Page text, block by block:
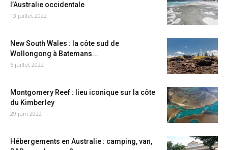
l’Australie occidentale
13 juillet 2022
New South Wales : la côte sud de
Wollongong à Batemans...
6 juillet 2022
Montgomery Reef : lieu iconique sur la côte
du Kimberley
29 juin 2022
Hébergements en Australie : camping, van,